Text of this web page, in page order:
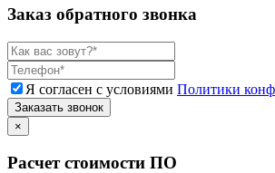
Заказ обратного звонка
Я согласен с условиями Политики
Заказать звонок
×
Расчет стоимости ПО